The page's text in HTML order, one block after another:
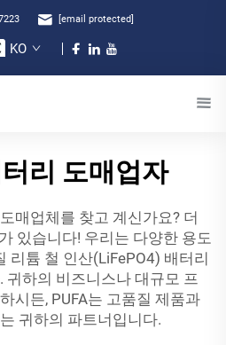
[email protected]
KO
리 도매업자
매업체를 찾고 계신가요? 더
있습니다! 우리는 다양한 용도
리튬 철 인산(LiFePO4) 배터리
귀하의 비즈니스나 대규모 프
시든, PUFA는 고품질 제품과
귀하의 파트너입니다.